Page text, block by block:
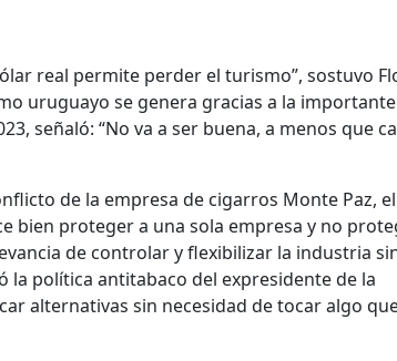
real permite perder el turismo”, sostuvo
uruguayo se genera gracias a la
señaló: “No va a ser buena, a menos que
de la empresa de cigarros Monte Paz, el
bien proteger a una sola empresa y no
de controlar y flexibilizar la industria
política antitabaco del expresidente de la
alternativas sin necesidad de tocar algo